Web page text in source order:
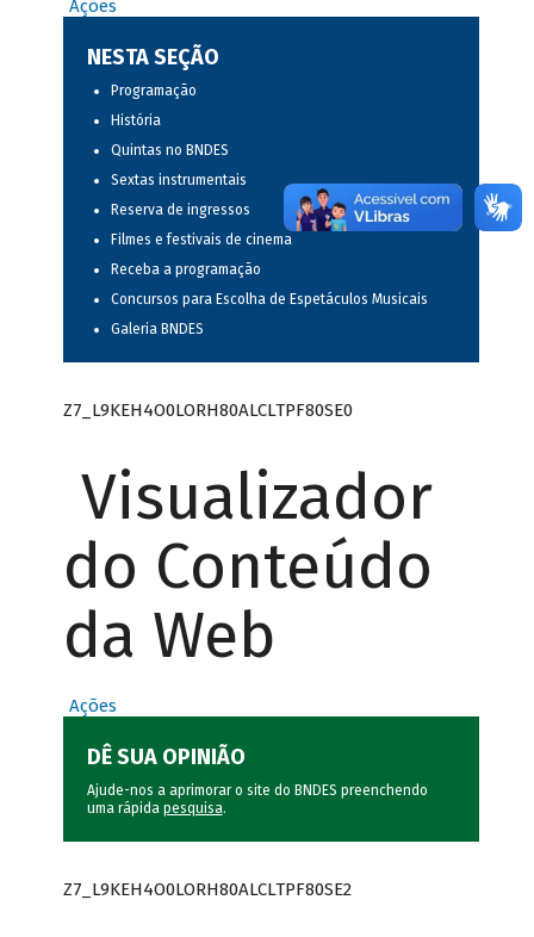
Ações
NESTA SEÇÃO
Programação
História
Quintas no BNDES
Sextas instrumentais
Reserva de ingressos
Filmes e festivais de cinema
Receba a programação
Concursos para Escolha de Espetáculos Musicais
Galeria BNDES
Z7_L9KEH4O0LORH80ALCLTPF80SE0
Visualizador
do Conteúdo
da Web
Ações
DÊ SUA OPINIÃO
Ajude-nos a aprimorar o site do BNDES preenchendo
uma rápida pesquisa.
Z7_L9KEH4O0LORH80ALCLTPF80SE2